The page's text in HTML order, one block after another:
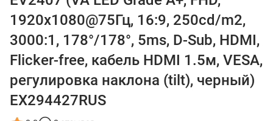
1920x1080@75Гц, 16:9, 250cd/m2,
3000:1, 178°/178°, 5ms, D-Sub, HDMI,
Flicker-free, кабель HDMI 1.5м, VESA,
регулировка наклона (tilt), черный)
EX294427RUS